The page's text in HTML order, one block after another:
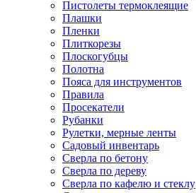
Пистолеты термоклеящие
Плашки
Пленки
Плиткорезы
Плоскогубцы
Полотна
Пояса для инструментов
Правила
Просекатели
Рубанки
Рулетки, мерные ленты
Садовый инвентарь
Сверла по бетону
Сверла по дереву
Сверла по кафелю и стеклу